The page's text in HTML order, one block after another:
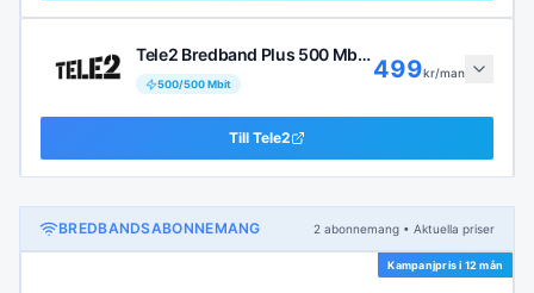
Tele2 Bredband Plus 500 Mbit/s
500/500Mbit
499kr/man
Till Tele2
BREDBANDSABONNEMANG 2 abonnemang • Aktuella priser
Kampanjpris i 12 mån